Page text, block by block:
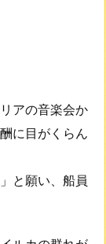
アの音楽会か
に目がくらん
と願い、船員